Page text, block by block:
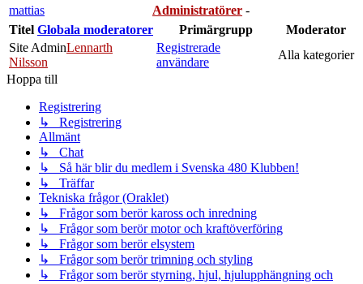
mattias
Administratörer -
Titel Globala moderatorer Primärgrupp
Moderator
Site AdminLennarth
Nilsson
Registrerade
användare
Alla kategorier
Hoppa till
Registrering
↳ Registrering
Allmänt
↳ Chat
↳ Så här blir du medlem i Svenska 480 Klubben!
↳ Träffar
Tekniska frågor (Oraklet)
↳ Frågor som berör kaross och inredning
↳ Frågor som berör motor och kraftöverföring
↳ Frågor som berör elsystem
↳ Frågor som berör trimning och styling
↳ Frågor som berör styrning, hjul, hjulupphängning och